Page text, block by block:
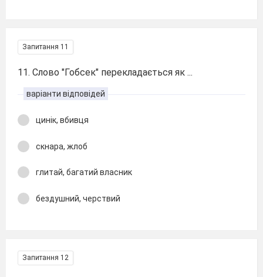
Запитання 11
11. Слово "Гобсек" перекладається як ...
варіанти відповідей
цинік, вбивця
скнара, жлоб
глитай, багатий власник
бездушний, черствий
Запитання 12